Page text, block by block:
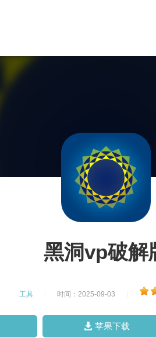
黑洞vp破解
工具 时间：2025-09-03
苹果下载